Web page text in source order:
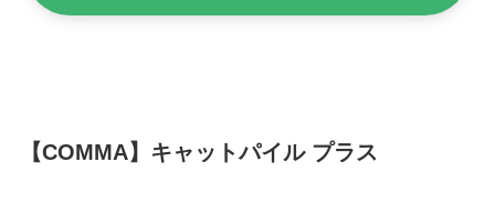
【COMMA】キャットパイル プラス